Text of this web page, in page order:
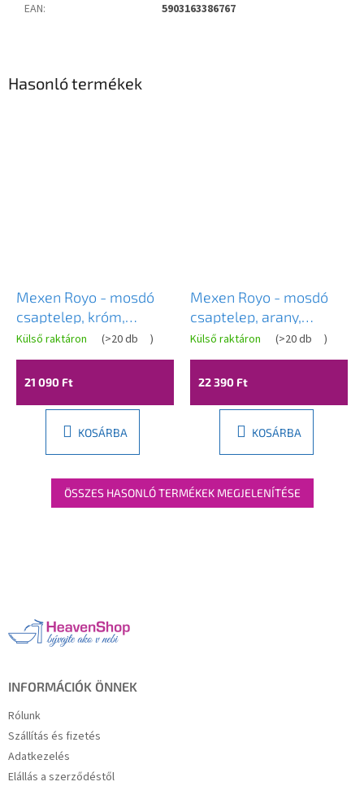
EAN: 5903163386767
Hasonló termékek
Mexen Royo - mosdó
csaptelep, króm,
72200-00
Külső raktáron (>20 db )
21 090 Ft
KOSÁRBA
Mexen Royo - mosdó
csaptelep, arany,
72200-50
Külső raktáron (>20 db )
22 390 Ft
KOSÁRBA
ÖSSZES HASONLÓ TERMÉKEK MEGJELENÍTÉSE
INFORMÁCIÓK ÖNNEK
Rólunk
Szállítás és fizetés
Adatkezelés
Elállás a szerződéstől